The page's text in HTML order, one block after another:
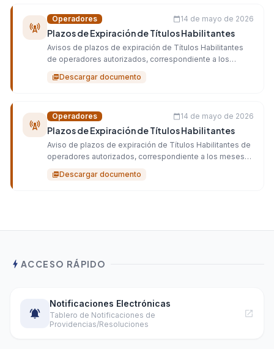
cell_tower
Operadores calendar_today14 de mayo de 2026
Plazos de Expiración de Títulos Habilitantes
Avisos de plazos de expiración de Títulos Habilitantes
de operadores autorizados, correspondiente a los
picture_as_pdfDescargar documento
cell_tower
Operadores calendar_today14 de mayo de 2026
Plazos de Expiración de Títulos Habilitantes
Aviso de plazos de expiración de Títulos Habilitantes de
operadores autorizados, correspondiente a los meses
picture_as_pdfDescargar documento
bolt ACCESO RÁPIDO
notifications_active
Notificaciones Electrónicas
Tablero de Notificaciones de
Providencias/Resoluciones
open_in_new